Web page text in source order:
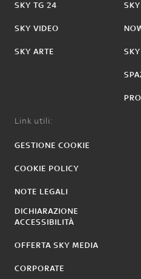
SKY TG 24
SKY VIDEO
SKY ARTE
Link utili:
GESTIONE COOKIE
COOKIE POLICY
NOTE LEGALI
DICHIARAZIONE
ACCESSIBILITÀ
OFFERTA SKY MEDIA
CORPORATE